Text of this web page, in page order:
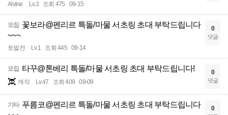
Alvine Lv.3 조회 475 09-15
모집 꽃보라@펜리르 특돌/마물 서초링 초대 부탁드립니다
~~~
토벌전 Lv.1 조회 445 09-14
0
댓글
모집 타꾸@톤베리 특돌/마물 서초링 초대 부탁드립니다!
캐작 Lv.47 조회 409 09-09
0
댓글
기타 푸름코@펜리르 특돌/마물 서초링 초대 부탁드립니다
0